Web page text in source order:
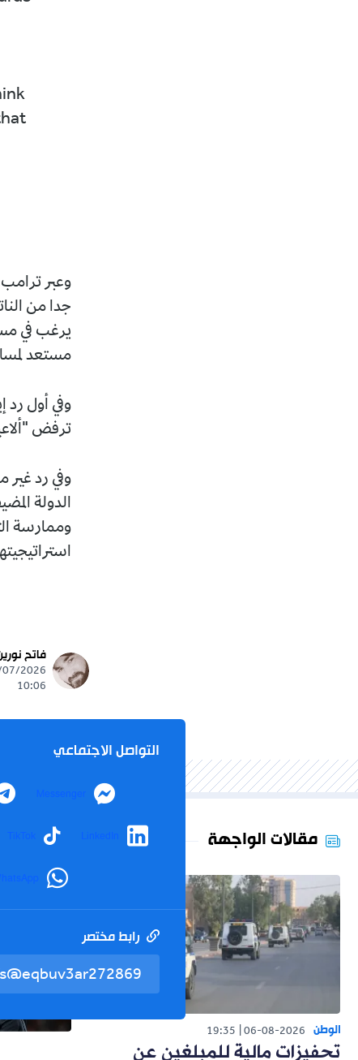
وعبر
جدا من
يرغب في
مستعد
وفي أول رد
ترفض
وفي رد غير
الدولة
وممارسة
فاتح
10:06
التواصل الاجتماعي
Messenger
LinkedIn
TikTok
رابط مختصر
مقالات الواجهة
الوطن 06-08-2026
19:35
تحفيزات مالية للمبلغين عن